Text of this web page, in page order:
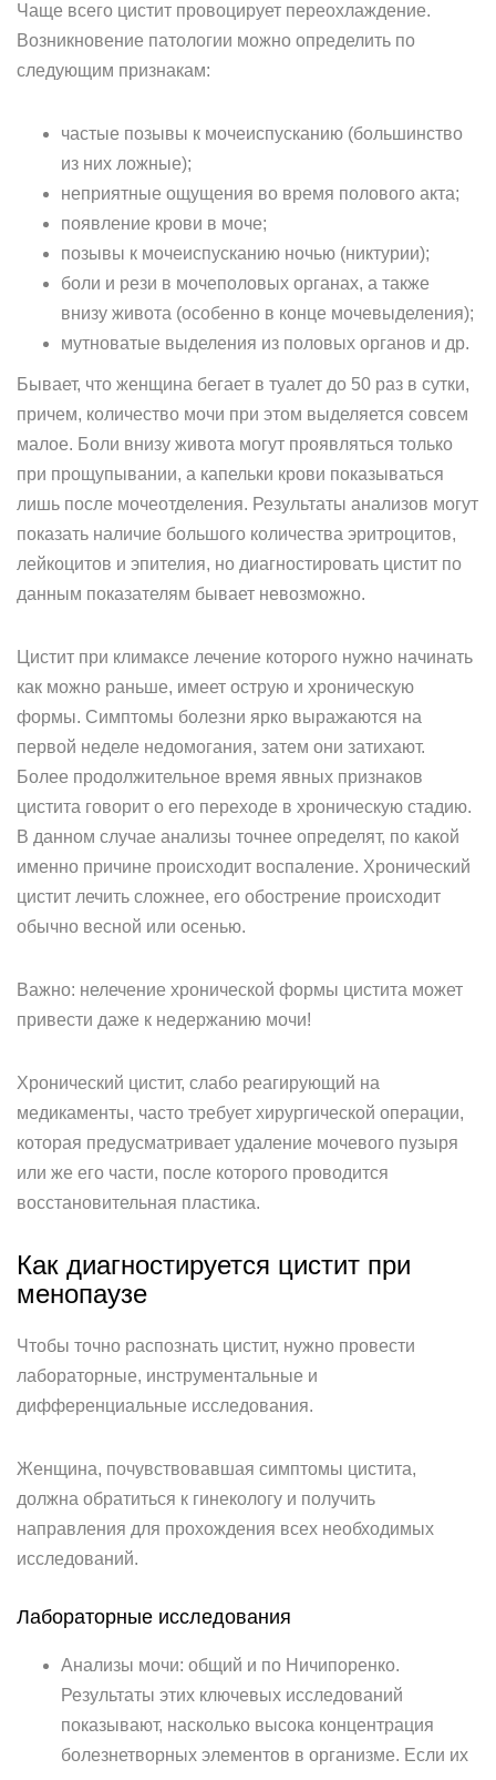
Чаще всего цистит провоцирует переохлаждение.
Возникновение патологии можно определить по
следующим признакам:
частые позывы к мочеиспусканию (большинство
из них ложные);
неприятные ощущения во время полового акта;
появление крови в моче;
позывы к мочеиспусканию ночью (никтурии);
боли и рези в мочеполовых органах, а также
внизу живота (особенно в конце мочевыделения);
мутноватые выделения из половых органов и др.
Бывает, что женщина бегает в туалет до 50 раз в сутки,
причем, количество мочи при этом выделяется совсем
малое. Боли внизу живота могут проявляться только
при прощупывании, а капельки крови показываться
лишь после мочеотделения. Результаты анализов могут
показать наличие большого количества эритроцитов,
лейкоцитов и эпителия, но диагностировать цистит по
данным показателям бывает невозможно.
Цистит при климаксе лечение которого нужно начинать
как можно раньше, имеет острую и хроническую
формы. Симптомы болезни ярко выражаются на
первой неделе недомогания, затем они затихают.
Более продолжительное время явных признаков
цистита говорит о его переходе в хроническую стадию.
В данном случае анализы точнее определят, по какой
именно причине происходит воспаление. Хронический
цистит лечить сложнее, его обострение происходит
обычно весной или осенью.
Важно: нелечение хронической формы цистита может
привести даже к недержанию мочи!
Хронический цистит, слабо реагирующий на
медикаменты, часто требует хирургической операции,
которая предусматривает удаление мочевого пузыря
или же его части, после которого проводится
восстановительная пластика.
Как диагностируется цистит при
менопаузе
Чтобы точно распознать цистит, нужно провести
лабораторные, инструментальные и
дифференциальные исследования.
Женщина, почувствовавшая симптомы цистита,
должна обратиться к гинекологу и получить
направления для прохождения всех необходимых
исследований.
Лабораторные исследования
Анализы мочи: общий и по Ничипоренко.
Результаты этих ключевых исследований
показывают, насколько высока концентрация
болезнетворных элементов в организме. Если их